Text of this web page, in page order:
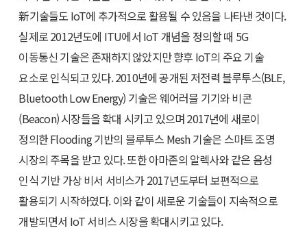
新기술들도 IoT에 추가적으로 활용될 수 있음을 나타낸 것이다.
실제로 2012년도에 ITU에서 IoT 개념을 정의할 때 5G
이동통신 기술은 존재하지 않았지만 향후 IoT의 주요 기술
요소로 인식되고 있다. 2010년에 공개된 저전력 블루투스(BLE,
Bluetooth Low Energy) 기술은 웨어러블 기기와 비콘
(Beacon) 시장들을 확대 시키고 있으며 2017년에 새로이
정의한 Flooding 기반의 블루투스 Mesh 기술은 스마트 조명
시장의 주목을 받고 있다. 또한 아마존의 알렉사와 같은 음성
인식 기반 가상 비서 서비스가 2017년도부터 보편적으로
활용되기 시작하였다. 이와 같이 새로운 기술들이 지속적으로
개발되면서 IoT 서비스 시장을 확대시키고 있다.